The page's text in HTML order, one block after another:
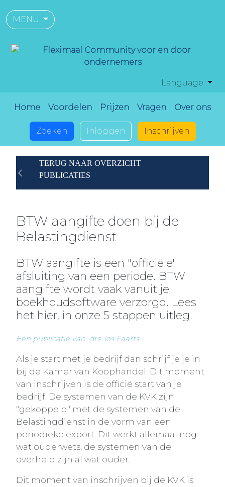
MENU
Language
Home Voordelen Prijzen Vragen Over ons
Zoeken Inloggen Inschrijven
TERUG NAAR OVERZICHT
PUBLICATIES
BTW aangifte doen bij de
Belastingdienst
BTW aangifte is een "officiële"
afsluiting van een periode. BTW
aangifte wordt vaak vanuit je
boekhoudsoftware verzorgd. Lees
het hier, in onze 5 stappen uitleg.
Een publicatie van: drs Jos Faarts
Als je start met je bedrijf dan schrijf je je in
bij de Kamer van Koophandel. Dit moment
van inschrijven is de officië start van je
bedrijf. De systemen van de KVK zijn
"gekoppeld" met de systemen van de
Belastingdienst in de vorm van een
periodieke export. Dit werkt allemaal nog
wat ouderwets, de systemen van de
overheid zijn al wat ouder.
Dit moment van inschrijven bij de KVK is